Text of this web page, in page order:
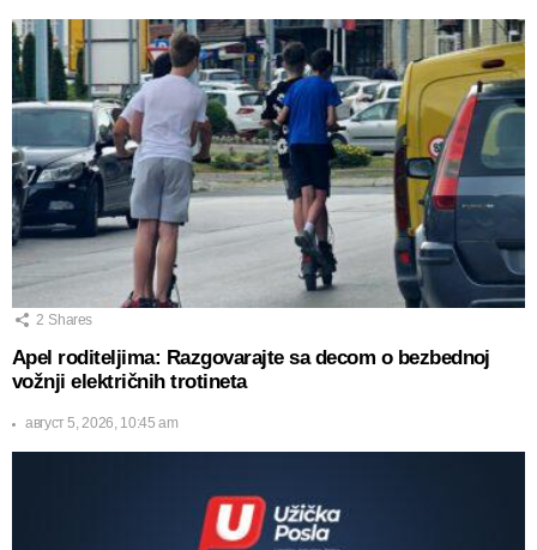
2 Shares
Apel roditeljima: Razgovarajte sa decom o bezbednoj
vožnji električnih trotineta
август 5, 2026, 10:45 am